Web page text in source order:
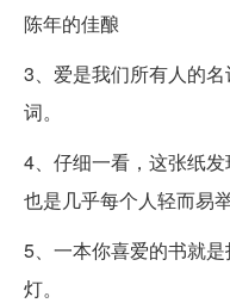
陈年的佳酿
3、爱是我们所有人的
词。
4、仔细一看，这张纸
也是几乎每个人轻而易
5、一本你喜爱的书就
灯。